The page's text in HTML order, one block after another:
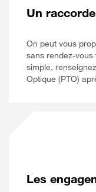
Un
On peut vous
sans rendez-vous
simple,
Optique (PTO)
Les